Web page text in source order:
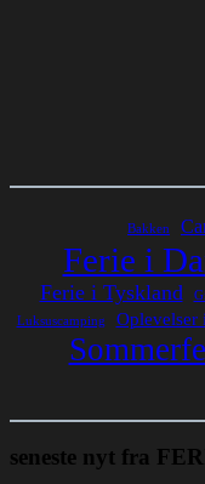
Bakken
Ferie i
Ferie i Tyskland
Luksuscamping Oplevelser
seneste nyt fra